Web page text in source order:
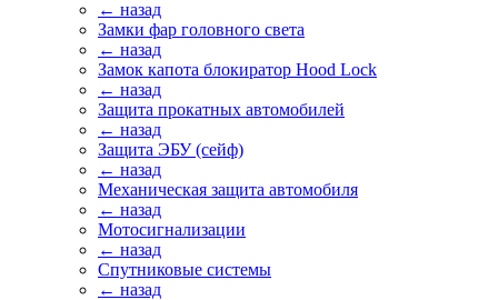
← назад
Замки фар головного света
← назад
Замок капота блокиратор Hood Lock
← назад
Защита прокатных автомобилей
← назад
Защита ЭБУ (сейф)
← назад
Механическая защита автомобиля
← назад
Мотосигнализации
← назад
Спутниковые системы
← назад